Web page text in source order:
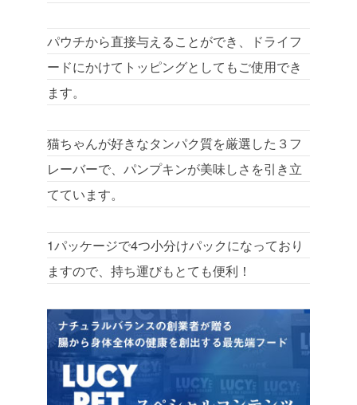
パウチから直接与えることができ、ドライフ
ードにかけてトッピングとしてもご使用でき
ます。
猫ちゃんが好きなタンパク質を厳選した３フ
レーバーで、パンプキンが美味しさを引き立
てています。
1パッケージで4つ小分けパックになっており
ますので、持ち運びもとても便利！